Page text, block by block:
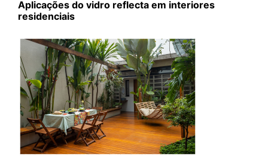
Aplicações do vidro reflecta em interiores
residenciais